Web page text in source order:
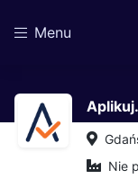
Menu
Nie